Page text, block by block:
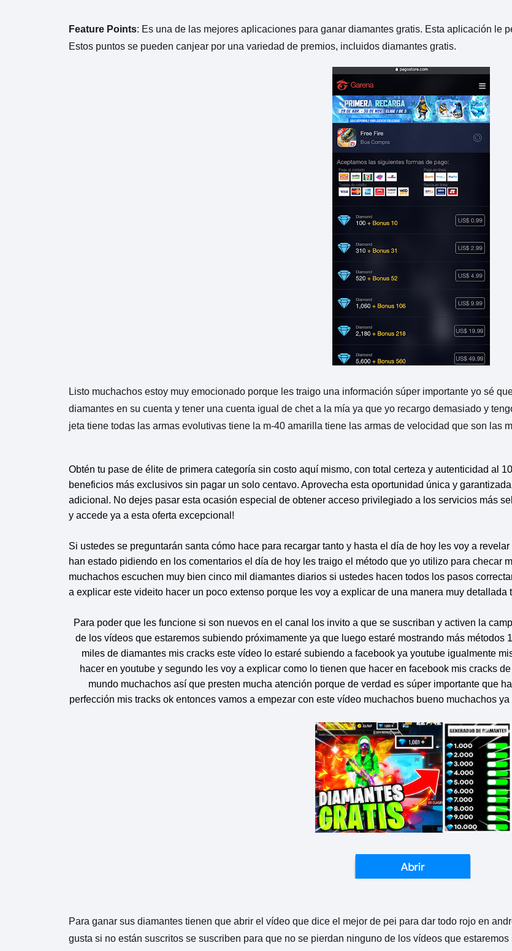
Feature Points: Es una de las mejores aplicaciones para ganar diamantes gratis. Esta aplicación le
Estos puntos se pueden canjear por una variedad de premios, incluidos diamantes gratis.
Listo muchachos estoy muy emocionado porque les traigo una información súper importante yo sé
diamantes en su cuenta y tener una cuenta igual de chet a la mía ya que yo recargo demasiado y
jeta tiene todas las armas evolutivas tiene la m-40 amarilla tiene las armas de velocidad que son las
Obtén tu pase de élite de primera categoría sin costo aquí mismo, con total certeza y autenticidad al
beneficios más exclusivos sin pagar un solo centavo. Aprovecha esta oportunidad única y
adicional. No dejes pasar esta ocasión especial de obtener acceso privilegiado a los servicios más
y accede ya a esta oferta excepcional!
Si ustedes se preguntarán santa cómo hace para recargar tanto y hasta el día de hoy les voy a
han estado pidiendo en los comentarios el día de hoy les traigo el método que yo utilizo para checar
muchachos escuchen muy bien cinco mil diamantes diarios si ustedes hacen todos los pasos
a explicar este videito hacer un poco extenso porque les voy a explicar de una manera muy
Para poder que les funcione si son nuevos en el canal los invito a que se suscriban y activen la
de los vídeos que estaremos subiendo próximamente ya que luego estaré mostrando más métodos
miles de diamantes mis cracks este vídeo lo estaré subiendo a facebook ya youtube igualmente
hacer en youtube y segundo les voy a explicar como lo tienen que hacer en facebook mis cracks
mundo muchachos así que presten mucha atención porque de verdad es súper importante que
perfección mis tracks ok entonces vamos a empezar con este vídeo muchachos bueno muchachos
Para ganar sus diamantes tienen que abrir el vídeo que dice el mejor de pei para dar todo rojo en
gusta si no están suscritos se suscriben para que no se pierdan ninguno de los vídeos que